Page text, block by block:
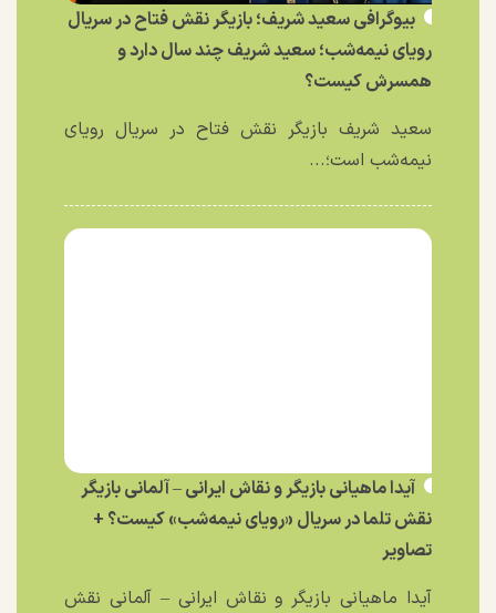
بیوگرافی سعید شریف؛ بازیگر نقش فتاح در سریال
رویای نیمه‌شب؛ سعید شریف چند سال دارد و
همسرش کیست؟
سعید شریف بازیگر نقش فتاح در سریال رویای
نیمه‌شب است؛...
آیدا ماهیانی بازیگر و نقاش ایرانی – آلمانی بازیگر
نقش تلما در سریال «رویای نیمه‌شب» کیست؟ +
تصاویر
آیدا ماهیانی بازیگر و نقاش ایرانی – آلمانی نقش